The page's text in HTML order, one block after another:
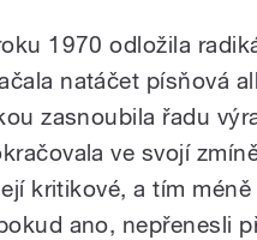
1970 odložila
natáčet písňová
zasnoubila řadu
ve svojí
kritikové, a tím
ano, nepřenesli